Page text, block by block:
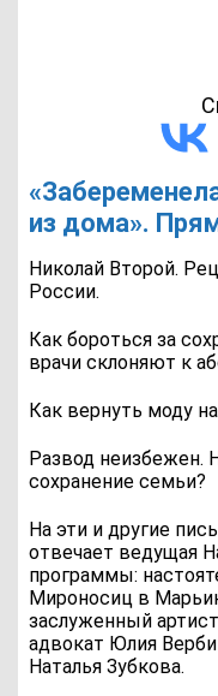
из дома».
Николай Второй.
России.
Как бороться за
врачи склоняют к
Как вернуть моду
Развод неизбежен.
сохранение семьи?
На эти и другие
отвечает ведущая
программы:
Мироносиц в
заслуженный
адвокат Юлия
Наталья Зубкова.